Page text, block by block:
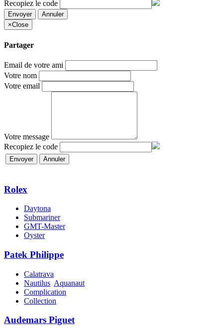
Recopiez le code
Envoyer
Annuler
×Close
Partager
Email de votre ami
Votre nom
Votre email
Votre message
Recopiez le code
Envoyer Annuler
Rolex
Daytona
Submariner
GMT-Master
Oyster
Patek Philippe
Calatrava
Nautilus Aquanaut
Complication
Collection
Audemars Piguet